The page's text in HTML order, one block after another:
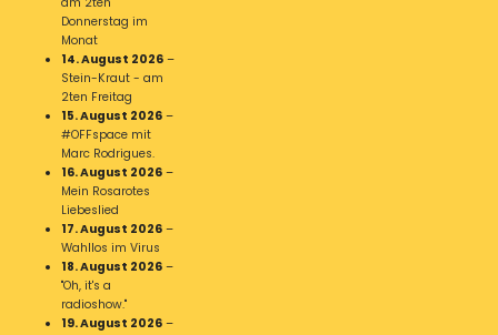
Donnerstag im
Monat
14. August 2026 –
Stein-Kraut - am
2ten Freitag
15. August 2026 –
#OFFspace mit
Marc Rodrigues.
16. August 2026 –
Mein Rosarotes
Liebeslied
17. August 2026 –
Wahllos im Virus
18. August 2026 –
"Oh, it's a
radioshow."
19. August 2026 –